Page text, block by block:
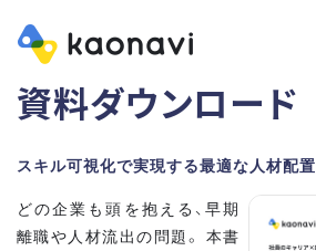
資料ダウンロード
スキル可視化で実現する最適な人材配置
どの企業も頭を抱える、早期
離職や人材流出の問題。 本書